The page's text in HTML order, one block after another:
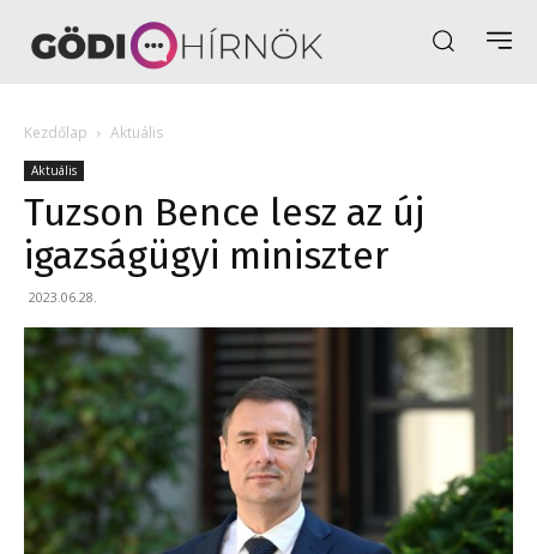
Kezdőlap Aktuális
Aktuális
​Tuzson Bence lesz az új
igazságügyi miniszter
2023.06.28.